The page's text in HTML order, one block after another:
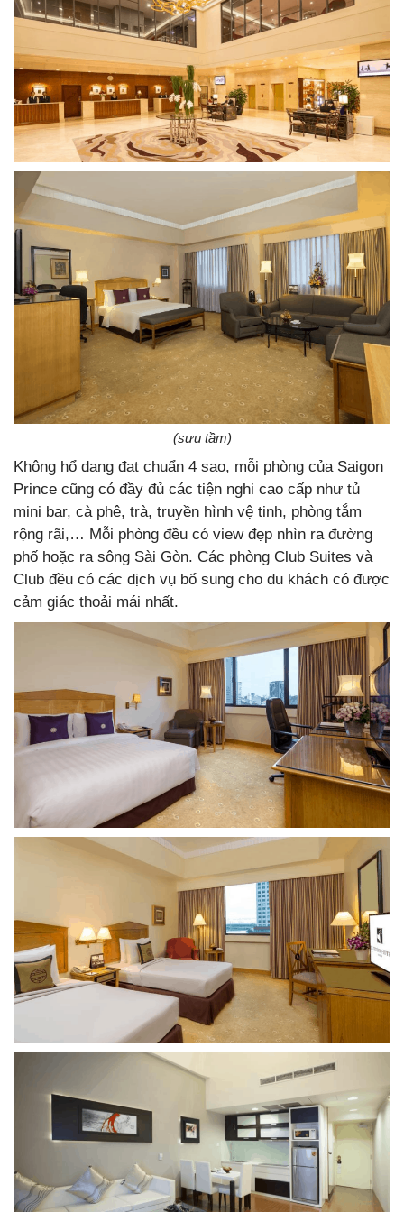
(sưu tầm)
Không hổ dang đạt chuẩn 4 sao, mỗi phòng của Saigon
Prince cũng có đầy đủ các tiện nghi cao cấp như tủ
mini bar, cà phê, trà, truyền hình vệ tinh, phòng tắm
rộng rãi,… Mỗi phòng đều có view đẹp nhìn ra đường
phố hoặc ra sông Sài Gòn. Các phòng Club Suites và
Club đều có các dịch vụ bổ sung cho du khách có được
cảm giác thoải mái nhất.